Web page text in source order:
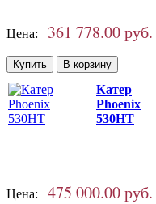
Цена: 361 778.00 руб.
Катер
Phoenix
530HT
Цена: 475 000.00 руб.